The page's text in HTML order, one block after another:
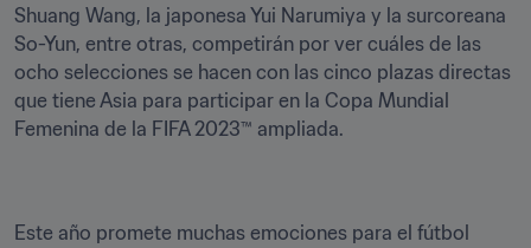
Shuang Wang, la japonesa Yui Narumiya y la surcoreana
So-Yun, entre otras, competirán por ver cuáles de las
ocho selecciones se hacen con las cinco plazas directas
que tiene Asia para participar en la Copa Mundial
Femenina de la FIFA 2023™ ampliada.
Este año promete muchas emociones para el fútbol